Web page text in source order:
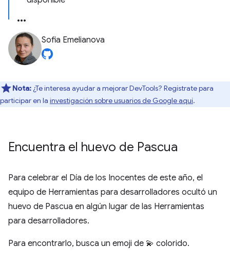
Sofia Emelianova
Nota: ¿Te interesa ayudar a mejorar DevTools? Regístrate para
participar en la investigación sobre usuarios de Google aquí.
Encuentra el huevo de Pascua
Para celebrar el Día de los Inocentes de este año, el
equipo de Herramientas para desarrolladores ocultó un
huevo de Pascua en algún lugar de las Herramientas
para desarrolladores.
Para encontrarlo, busca un emoji de 💫 colorido.